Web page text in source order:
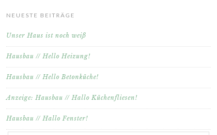
NEUESTE BEITRÄGE
Unser Haus ist noch weiß
Hausbau // Hello Heizung!
Hausbau // Hello Betonküche!
Anzeige: Hausbau // Hallo Küchenfliesen!
Hausbau // Hallo Fenster!